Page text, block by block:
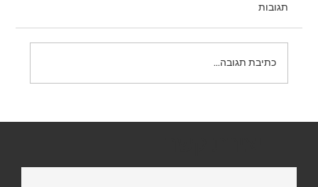
תמרור 431 – אין פניית פרסה
תגובות
כתיבת תגובה...